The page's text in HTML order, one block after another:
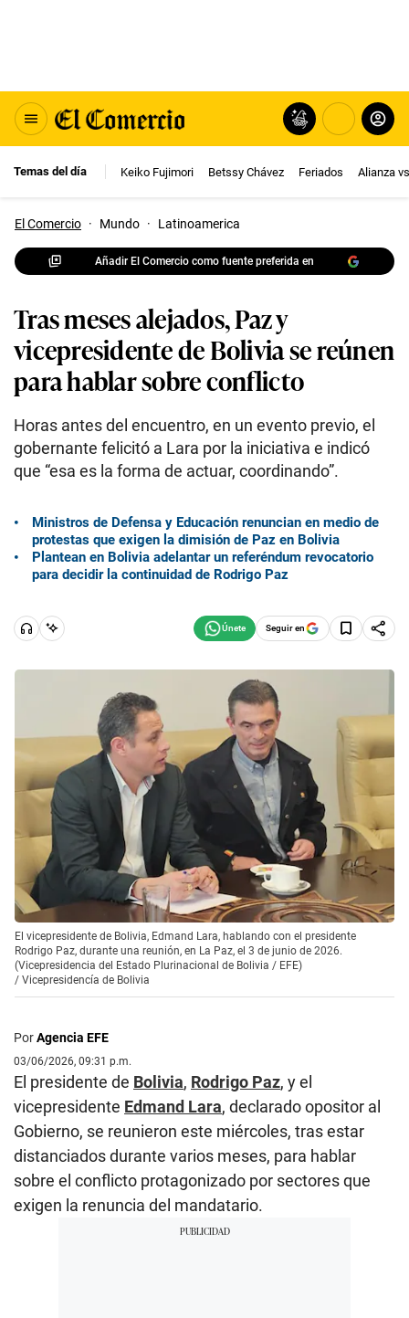
Temas del día Keiko Fujimori Betssy Chávez Feriados Alianza
El Comercio · Mundo · Latinoamerica
Añadir El Comercio como fuente preferida en
Tras meses alejados, Paz y
vicepresidente de Bolivia se reúnen
para hablar sobre conflicto
Horas antes del encuentro, en un evento previo, el
gobernante felicitó a Lara por la iniciativa e indicó
que “esa es la forma de actuar, coordinando”.
Ministros de Defensa y Educación renuncian en medio de
protestas que exigen la dimisión de Paz en Bolivia
Plantean en Bolivia adelantar un referéndum revocatorio
para decidir la continuidad de Rodrigo Paz
Seguir en
El vicepresidente de Bolivia, Edmand Lara, hablando con el presidente
Rodrigo Paz, durante una reunión, en La Paz, el 3 de junio de 2026.
(Vicepresidencia del Estado Plurinacional de Bolivia / EFE)
/ Vicepresidencía de Bolivia
PorAgencia EFE
03/06/2026, 09:31 p.m.
El presidente de Bolivia, Rodrigo Paz, y el
vicepresidente Edmand Lara, declarado opositor al
Gobierno, se reunieron este miércoles, tras estar
distanciados durante varios meses, para hablar
sobre el conflicto protagonizado por sectores que
exigen la renuncia del mandatario.